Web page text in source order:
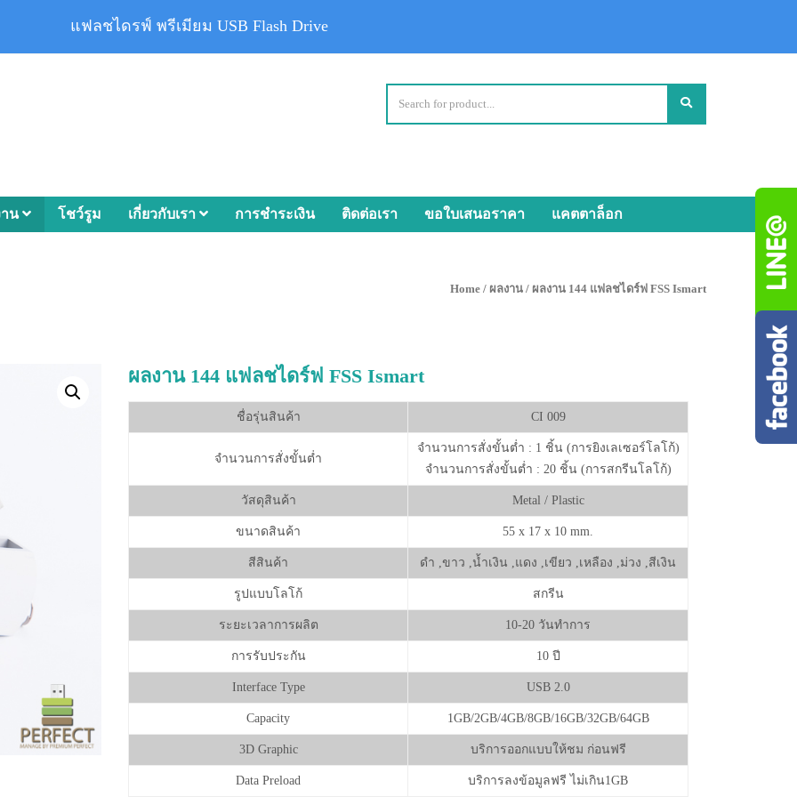
น โชว์รูม เกี่ยวกับเรา การชำระเงิน ติดต่อเรา ขอใบเสนอราคา แคตตาล็อก
Home / ผลงาน / ผลงาน 144 แฟลชไดร์ฟ FSS Ismart
ผลงาน 144 แฟลชไดร์ฟ FSS Ismart
ชื่อรุ่นสินค้า CI 009
จำนวนการสั่งขั้นต่ำ
จำนวนการสั่งขั้นต่ำ : 1 ชิ้น (การยิงเลเซอร์โลโก้)
จำนวนการสั่งขั้นต่ำ : 20 ชิ้น (การสกรีนโลโก้)
วัสดุสินค้า Metal / Plastic
ขนาดสินค้า 55 x 17 x 10 mm.
สีสินค้า ดำ ,ขาว ,น้ำเงิน ,แดง ,เขียว ,เหลือง ,ม่วง ,สีเงิน
รูปแบบโลโก้ สกรีน
ระยะเวลาการผลิต 10-20 วันทำการ
การรับประกัน 10 ปี
Interface Type USB 2.0
Capacity 1GB/2GB/4GB/8GB/16GB/32GB/64GB
3D Graphic บริการออกแบบให้ชม ก่อนฟรี
Data Preload บริการลงข้อมูลฟรี ไม่เกิน1GB
แฟลชไดรฟ์ พรีเมียม USB Flash Drive